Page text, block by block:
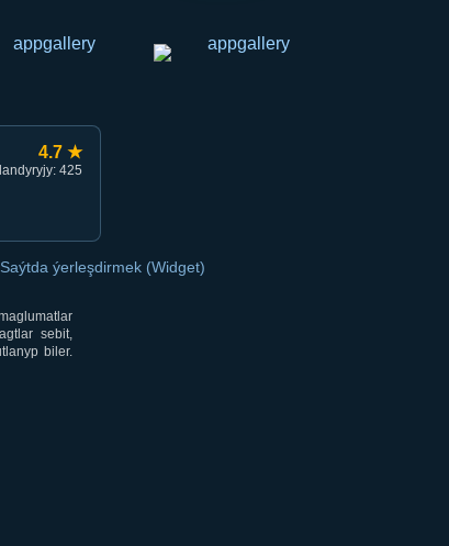
4.7 ★
425
Saýtda ýerleşdirmek (Widget)
sebit,
biler.